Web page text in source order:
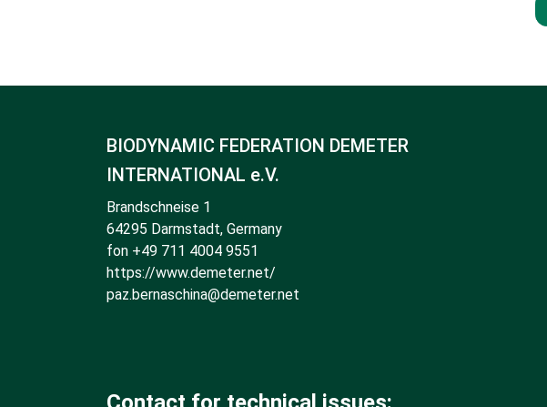
BIODYNAMIC FEDERATION DEMETER
INTERNATIONAL e.V.
Brandschneise 1
64295 Darmstadt, Germany
fon +49 711 4004 9551
https://www.demeter.net/
paz.bernaschina@demeter.net